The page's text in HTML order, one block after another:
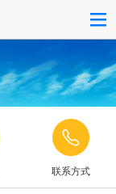
联系方式